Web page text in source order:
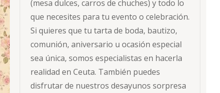
(mesa dulces, carros de chuches) y todo lo
que necesites para tu evento o celebración.
Si quieres que tu tarta de boda, bautizo,
comunión, aniversario u ocasión especial
sea única, somos especialistas en hacerla
realidad en Ceuta. También puedes
disfrutar de nuestros desayunos sorpresa